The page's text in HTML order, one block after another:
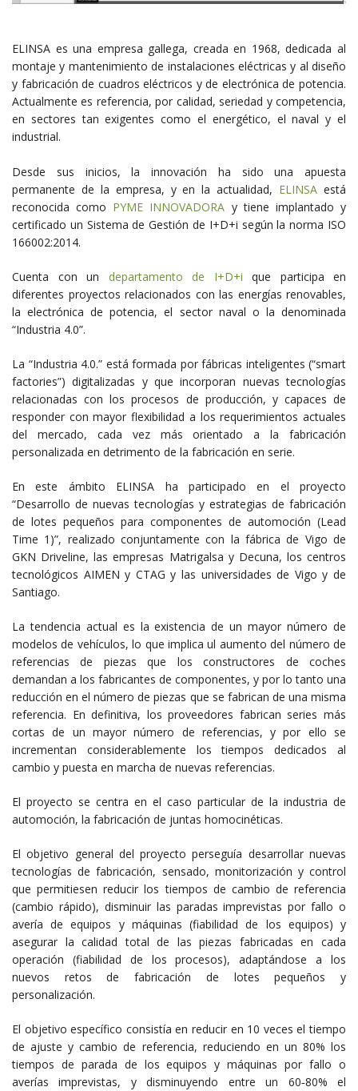
ELINSA es una empresa gallega, creada en 1968, dedicada al
montaje y mantenimiento de instalaciones eléctricas y al diseño
y fabricación de cuadros eléctricos y de electrónica de potencia.
Actualmente es referencia, por calidad, seriedad y competencia,
en sectores tan exigentes como el energético, el naval y el
industrial.
Desde sus inicios, la innovación ha sido una apuesta
permanente de la empresa, y en la actualidad, ELINSA está
reconocida como PYME INNOVADORA y tiene implantado y
certificado un Sistema de Gestión de I+D+i según la norma ISO
166002:2014.
Cuenta con un departamento de I+D+i que participa en
diferentes proyectos relacionados con las energías renovables,
la electrónica de potencia, el sector naval o la denominada
“Industria 4.0”.
La “Industria 4.0.” está formada por fábricas inteligentes (“smart
factories”) digitalizadas y que incorporan nuevas tecnologías
relacionadas con los procesos de producción, y capaces de
responder con mayor flexibilidad a los requerimientos actuales
del mercado, cada vez más orientado a la fabricación
personalizada en detrimento de la fabricación en serie.
En este ámbito ELINSA ha participado en el proyecto
“Desarrollo de nuevas tecnologías y estrategias de fabricación
de lotes pequeños para componentes de automoción (Lead
Time 1)”, realizado conjuntamente con la fábrica de Vigo de
GKN Driveline, las empresas Matrigalsa y Decuna, los centros
tecnológicos AIMEN y CTAG y las universidades de Vigo y de
Santiago.
La tendencia actual es la existencia de un mayor número de
modelos de vehículos, lo que implica ul aumento del número de
referencias de piezas que los constructores de coches
demandan a los fabricantes de componentes, y por lo tanto una
reducción en el número de piezas que se fabrican de una misma
referencia. En definitiva, los proveedores fabrican series más
cortas de un mayor número de referencias, y por ello se
incrementan considerablemente los tiempos dedicados al
cambio y puesta en marcha de nuevas referencias.
El proyecto se centra en el caso particular de la industria de
automoción, la fabricación de juntas homocinéticas.
El objetivo general del proyecto perseguía desarrollar nuevas
tecnologías de fabricación, sensado, monitorización y control
que permitiesen reducir los tiempos de cambio de referencia
(cambio rápido), disminuir las paradas imprevistas por fallo o
avería de equipos y máquinas (fiabilidad de los equipos) y
asegurar la calidad total de las piezas fabricadas en cada
operación (fiabilidad de los procesos), adaptándose a los
nuevos retos de fabricación de lotes pequeños y
personalización.
El objetivo específico consistía en reducir en 10 veces el tiempo
de ajuste y cambio de referencia, reduciendo en un 80% los
tiempos de parada de los equipos y máquinas por fallo o
averías imprevistas, y disminuyendo entre un 60‐80% el